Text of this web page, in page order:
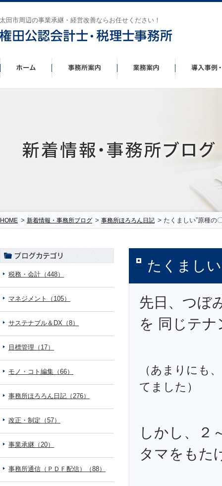
太田市周辺の事業承継・経営改善ならお任せください！
HOME > 新着情報・事務所ブログ > 事務所ほろろん日記 > たくましい”原種の
たくまし
先日、つぼ
を 同じテ
（あまりにも
てました）
しかし、２
タマをもた
税務・会計（448）
マネジメント（105）
サステナブル＆DX（8）
目標管理（17）
モノ・コト編集（66）
事務所ほろろん日記（276）
改正・制定（57）
事業承継（20）
事務所通信（ＰＤＦ配信）（88）